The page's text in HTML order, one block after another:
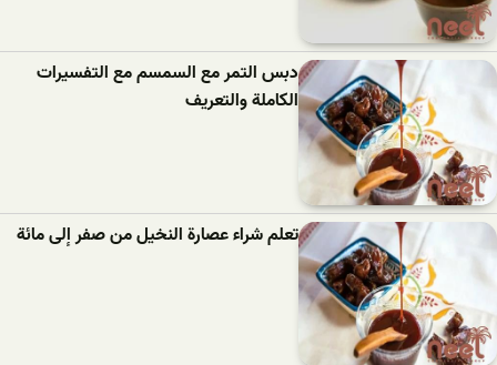
دبس التمر مع السمسم مع التفسيرات
الكاملة والتعريف
تعلم شراء عصارة النخيل من صفر إلى مائة